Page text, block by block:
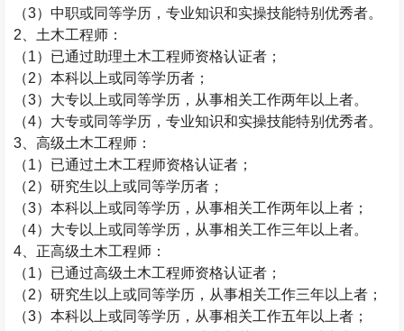
（3）中职或同等学历，专业知识和实操技能特别优秀者。
2、 土木工程师 ：
（1）已通过助理土木工程师资格认证者；
（2）本科以上或同等学历者；
（3）大专以上或同等学历，从事相关工作两年以上者。
（4）大专或同等学历，专业知识和实操技能特别优秀者。
3、高级土木工程师 ：
（1）已通过土木工程师资格认证者；
（2）研究生以上或同等学历者；
（3）本科以上或同等学历，从事相关工作两年以上者；
（4）大专以上或同等学历，从事相关工作三年以上者。
4、正高级土木工程师 ：
（1）已通过高级土木工程师资格认证者；
（2）研究生以上或同等学历，从事相关工作三年以上者；
（3）本科以上或同等学历，从事相关工作五年以上者；